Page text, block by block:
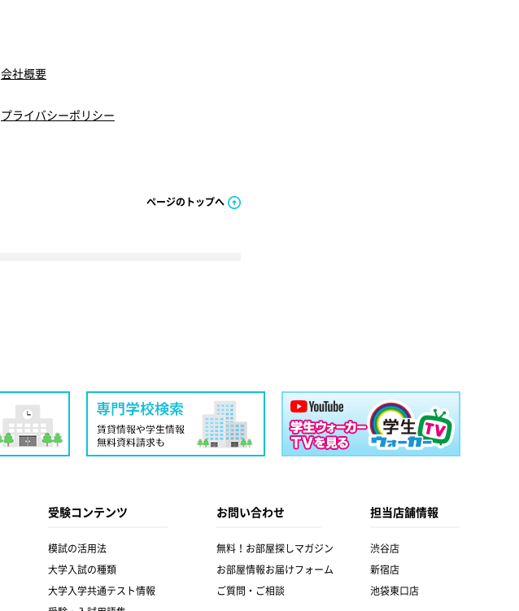
会社概要
プライバシーポリシー
ページのトップへ
受験コンテンツ
模試の活用法
大学入試の種類
大学入学共通テスト情報
お問い合わせ
無料！お部屋探しマガジン
お部屋情報お届けフォーム
ご質問・ご相談
担当店舗情報
渋谷店
新宿店
池袋東口店